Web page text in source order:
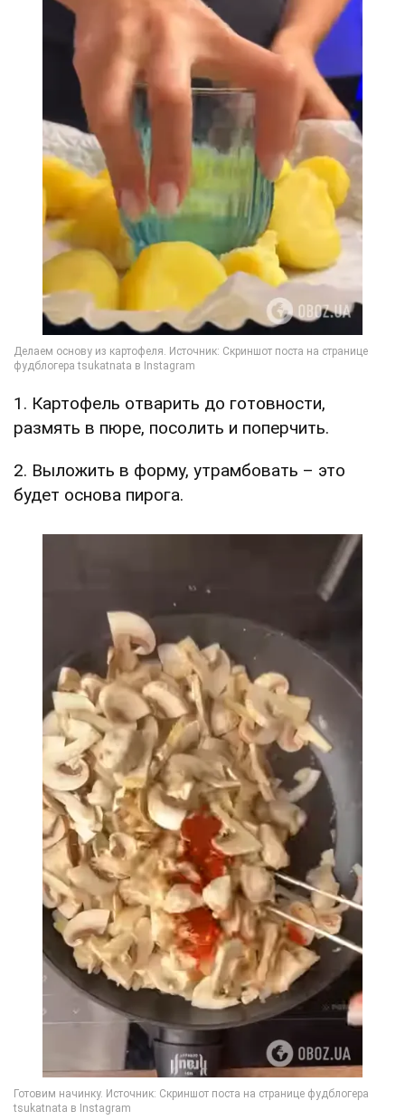
1. Картофель отварить до готовности,
размять в пюре, посолить и поперчить.
2. Выложить в форму, утрамбовать – это
будет основа пирога.